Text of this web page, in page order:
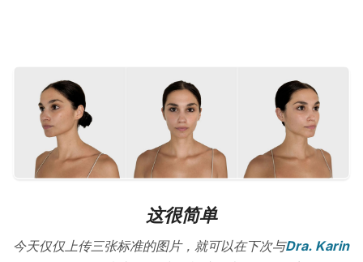
这很简单
今天仅仅上传三张标准的图片，就可以在下次与Dra. Karin